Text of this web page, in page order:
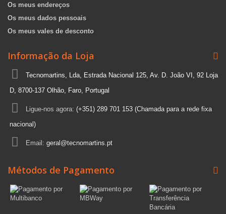
Os meus endereços
Os meus dados pessoais
Os meus vales de desconto
Informação da Loja
Tecnomartins, Lda, Estrada Nacional 125, Av. D. João VI, 92 Loja
D, 8700-137 Olhão, Faro, Portugal
Ligue-nos agora: (+351) 289 701 153 (Chamada para a rede fixa
nacional)
Email: geral@tecnomartins.pt
Métodos de Pagamento